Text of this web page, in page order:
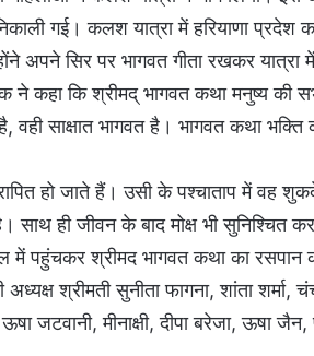
गई। कलश यात्रा में हरियाणा प्रदेश
अपने सिर पर भागवत गीता रखकर यात्रा
ने कहा कि श्रीमद् भागवत कथा मनुष्य की
साक्षात भागवत है। भागवत कथा भक्ति
हो जाते हैं। उसी के पश्चाताप में वह
साथ ही जीवन के बाद मोक्ष भी सुनिश्चित
पहुंचकर श्रीमद भागवत कथा का
श्रीमती सुनीता फागना, शांता शर्मा,
जटवानी, मीनाक्षी, दीपा बरेजा, ऊषा जैन,